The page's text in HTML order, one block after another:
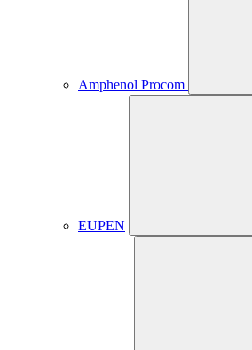
Amphenol Procom
EUPEN